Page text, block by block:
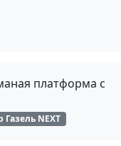
платформа с
Газель NEXT